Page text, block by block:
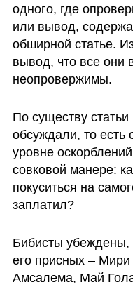
одного, где
или вывод,
обширной статье.
вывод, что все они
неопровержимы.
По существу
обсуждали, то есть
уровне
совковой манере:
покуситься на
заплатил?
Бибисты убеждены,
его присных – Мири
Амсалема, Май